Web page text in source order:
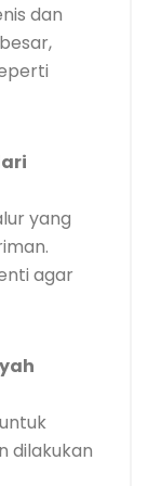
dan
yang
agar
dilakukan